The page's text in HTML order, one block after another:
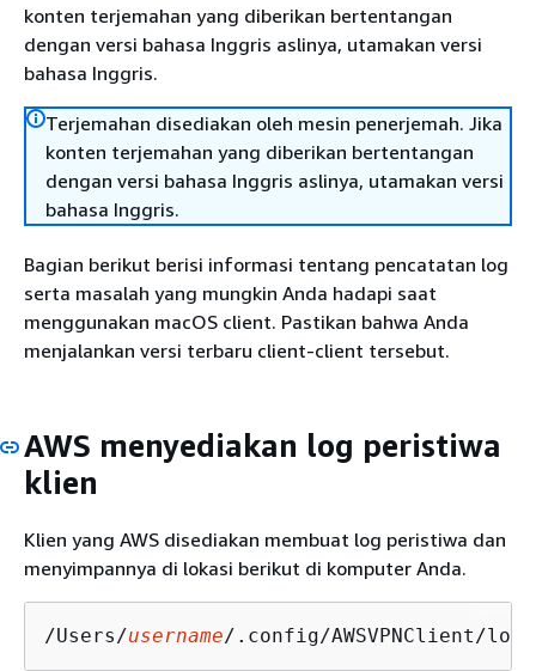
konten terjemahan yang diberikan bertentangan
dengan versi bahasa Inggris aslinya, utamakan versi
bahasa Inggris.
Terjemahan disediakan oleh mesin penerjemah. Jika
konten terjemahan yang diberikan bertentangan
dengan versi bahasa Inggris aslinya, utamakan versi
bahasa Inggris.
Bagian berikut berisi informasi tentang pencatatan log
serta masalah yang mungkin Anda hadapi saat
menggunakan macOS client. Pastikan bahwa Anda
menjalankan versi terbaru client-client tersebut.
AWS menyediakan log peristiwa
klien
Klien yang AWS disediakan membuat log peristiwa dan
menyimpannya di lokasi berikut di komputer Anda.
/Users/username/.config/AWSVPNClient/logs